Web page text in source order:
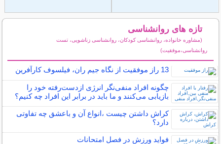
تازه های روانشناسی
(مشاوره خانواده، روانشناسی کودکان، روانشناسی زناشویی، تست
روانشناسی،موفقیت)
13 راز موفقیت از نگاه جیم ران، فیلسوف کارآفرین
چگونه افراد منفی‌نگر انرژی ازدست‌رفته خود را
بازیابی می‌کنند و ما باید در برابر این افراد چه کنیم؟
کراش داشتن چیست ،انواع آن و باعشق چه تفاوتی
دارد؟
فواید ورزش در فصل امتحانات